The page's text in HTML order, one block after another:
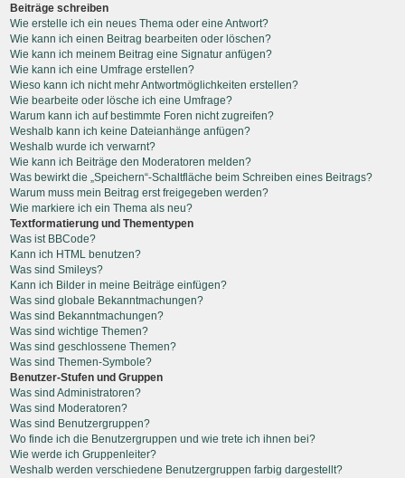
Beiträge schreiben
Wie erstelle ich ein neues Thema oder eine Antwort?
Wie kann ich einen Beitrag bearbeiten oder löschen?
Wie kann ich meinem Beitrag eine Signatur anfügen?
Wie kann ich eine Umfrage erstellen?
Wieso kann ich nicht mehr Antwortmöglichkeiten erstellen?
Wie bearbeite oder lösche ich eine Umfrage?
Warum kann ich auf bestimmte Foren nicht zugreifen?
Weshalb kann ich keine Dateianhänge anfügen?
Weshalb wurde ich verwarnt?
Wie kann ich Beiträge den Moderatoren melden?
Was bewirkt die „Speichern“-Schaltfläche beim Schreiben eines Beitrags?
Warum muss mein Beitrag erst freigegeben werden?
Wie markiere ich ein Thema als neu?
Textformatierung und Thementypen
Was ist BBCode?
Kann ich HTML benutzen?
Was sind Smileys?
Kann ich Bilder in meine Beiträge einfügen?
Was sind globale Bekanntmachungen?
Was sind Bekanntmachungen?
Was sind wichtige Themen?
Was sind geschlossene Themen?
Was sind Themen-Symbole?
Benutzer-Stufen und Gruppen
Was sind Administratoren?
Was sind Moderatoren?
Was sind Benutzergruppen?
Wo finde ich die Benutzergruppen und wie trete ich ihnen bei?
Wie werde ich Gruppenleiter?
Weshalb werden verschiedene Benutzergruppen farbig dargestellt?